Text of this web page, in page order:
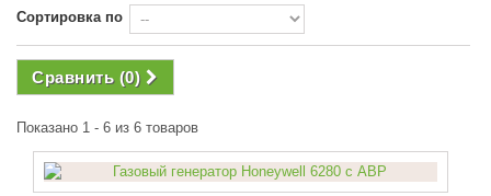
Сортировка по
Сравнить (0)
Показано 1 - 6 из 6 товаров